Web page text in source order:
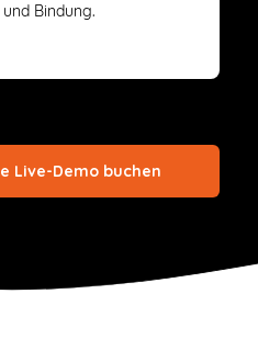
Bindung.
Live-Demo buchen